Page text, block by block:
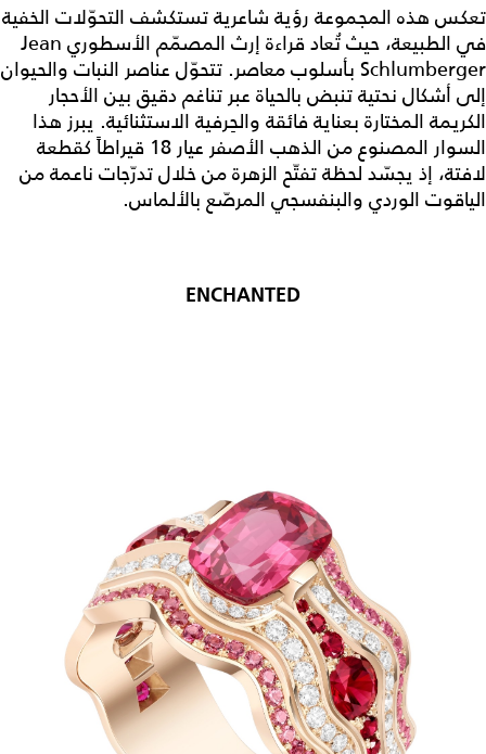
تعكس هذه المجموعة رؤية شاعرية تستكشف التحوّلات الخفية
في الطبيعة، حيث تُعاد قراءة إرث المصمّم الأسطوري Jean
Schlumberger بأسلوب معاصر. تتحوّل عناصر النبات والحيوان
إلى أشكال نحتية تنبض بالحياة عبر تناغم دقيق بين الأحجار
الكريمة المختارة بعناية فائقة والحِرفية الاستثنائية. يبرز هذا
السوار المصنوع من الذهب الأصفر عيار 18 قيراطاً كقطعة
لافتة، إذ يجسّد لحظة تفتّح الزهرة من خلال تدرّجات ناعمة من
الياقوت الوردي والبنفسجي المرصّع بالألماس.
ENCHANTED